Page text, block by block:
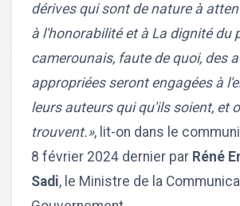
dérives qui sont de nature à
à l'honorabilité et à La dignité du
camerounais, faute de quoi, des
appropriées seront engagées à
leurs auteurs qui qu'ils soient, et
trouvent.», lit-on dans le
8 février 2024 dernier par Réné
Sadi, le Ministre de la